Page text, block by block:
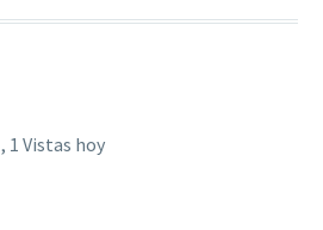
, 1 Vistas hoy